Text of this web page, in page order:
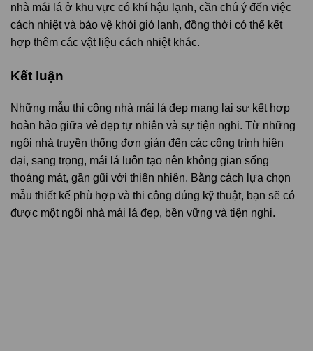
nhà mái lá ở khu vực có khí hậu lạnh, cần chú ý đến việc
cách nhiệt và bảo vệ khỏi gió lạnh, đồng thời có thể kết
hợp thêm các vật liệu cách nhiệt khác.
Kết luận
Những mẫu thi công nhà mái lá đẹp mang lại sự kết hợp
hoàn hảo giữa vẻ đẹp tự nhiên và sự tiện nghi. Từ những
ngôi nhà truyền thống đơn giản đến các công trình hiện
đại, sang trọng, mái lá luôn tạo nên không gian sống
thoáng mát, gần gũi với thiên nhiên. Bằng cách lựa chọn
mẫu thiết kế phù hợp và thi công đúng kỹ thuật, bạn sẽ có
được một ngôi nhà mái lá đẹp, bền vững và tiện nghi.